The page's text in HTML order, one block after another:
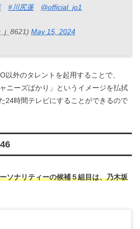
#川尻蓮 @official_jo1
May 15, 2024
以外のタレントを起用することで、
ニーズばかり」というイメージを払拭
24時間テレビにすることができるので
ソナリティーの候補５組目は、乃木坂